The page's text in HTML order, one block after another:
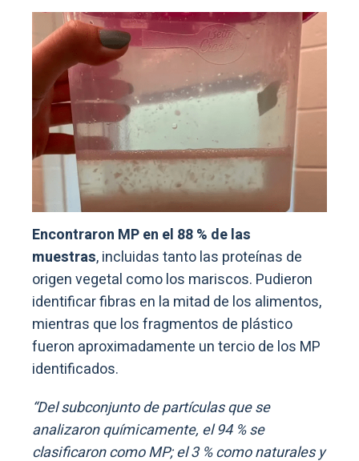
Encontraron MP en el 88 % de las
muestras, incluidas tanto las proteínas de
origen vegetal como los mariscos. Pudieron
identificar fibras en la mitad de los alimentos,
mientras que los fragmentos de plástico
fueron aproximadamente un tercio de los MP
identificados.
“Del subconjunto de partículas que se
analizaron químicamente, el 94 % se
clasificaron como MP; el 3 % como naturales y